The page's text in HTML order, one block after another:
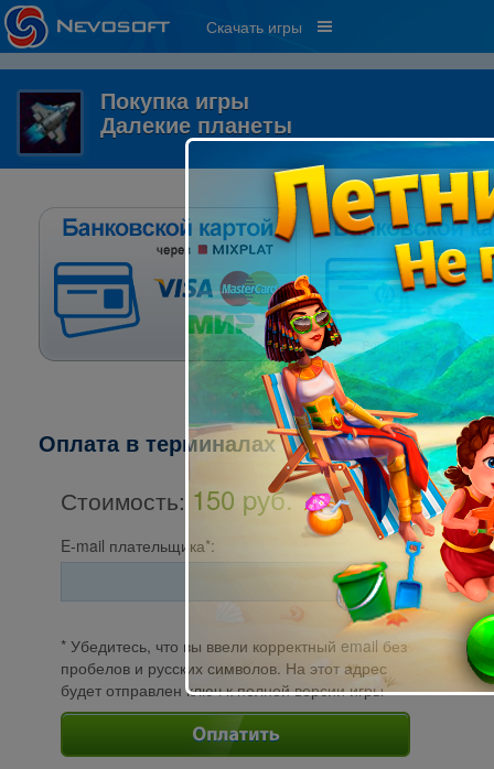
Скачать игры
Покупка игры
Далекие планеты
Оплата в терминалах "ПСКБ":
Стоимость: 150 pуб.
E-mail плательщика*:
* Убедитесь, что вы ввели корректный email без
пробелов и русских символов. На этот адрес
будет отправлен ключ к полной версии игры